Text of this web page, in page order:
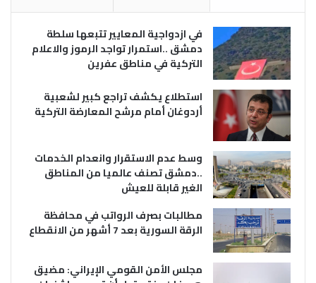
في ازدواجية المعايير تتبعها سلطة
دمشق ..استمرار تواجد الرموز والاعلام
التركية في مناطق عفرين
استطلاع يكشف تراجع كبير لشعبية
أردوغان أمام مرشح المعارضة التركية
وسط عدم الاستقرار وانعدام الخدمات
..دمشق تصنف عالميا من المناطق
الغير قابلة للعيش
مطالبات بصرف الرواتب في محافظة
الرقة السورية بعد 7 أشهر من الانقطاع
مجلس الأمن القومي الإيراني: مضيق